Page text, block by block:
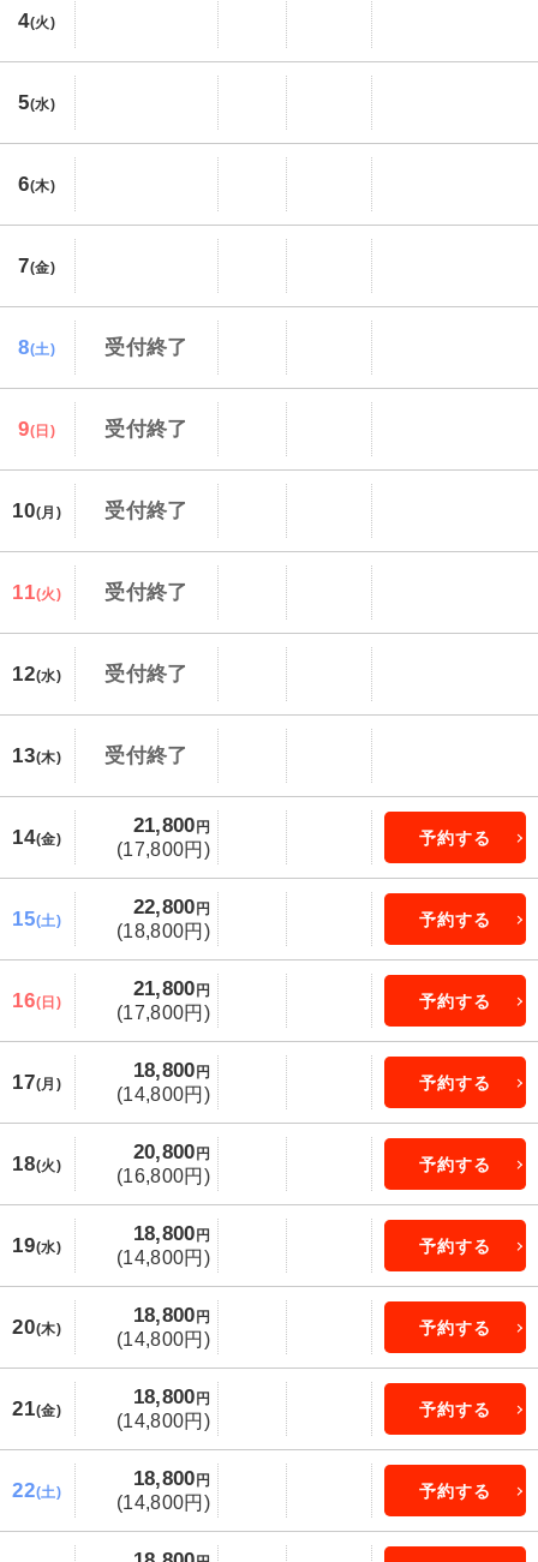
4(火)
5(水)
6(木)
7(金)
8(土) 受付終了
9(日) 受付終了
10(月) 受付終了
11(火) 受付終了
12(水) 受付終了
13(木) 受付終了
14(金)
21,800 円
(17,800円)
予約する
15(土)
22,800 円
(18,800円)
予約する
16(日)
21,800 円
(17,800円)
予約する
17(月)
18,800 円
(14,800円)
予約する
18(火)
20,800 円
(16,800円)
予約する
19(水)
18,800 円
(14,800円)
予約する
20(木)
18,800 円
(14,800円)
予約する
21(金)
18,800 円
(14,800円)
予約する
22(土)
18,800 円
(14,800円)
予約する